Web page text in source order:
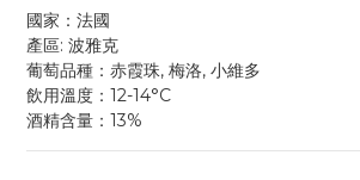
國家：法國
產區: 波雅克
葡萄品種：赤霞珠, 梅洛, 小維多
飲用溫度：12-14°C
酒精含量：13%